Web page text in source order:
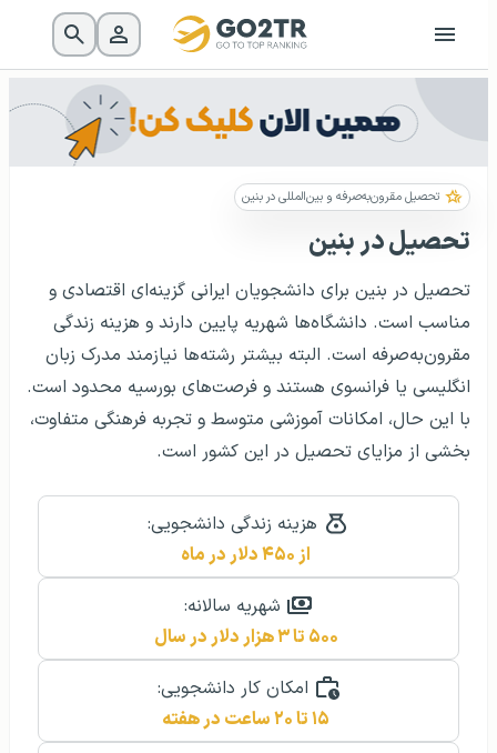
تحصیل مقرون‌به‌صرفه و بین‌المللی در بنین
تحصیل در بنین
تحصیل در بنین برای دانشجویان ایرانی گزینه‌ای اقتصادی و
مناسب است. دانشگاه‌ها شهریه پایین دارند و هزینه زندگی
مقرون‌به‌صرفه است. البته بیشتر رشته‌ها نیازمند مدرک زبان
انگلیسی یا فرانسوی هستند و فرصت‌های بورسیه محدود است.
با این حال، امکانات آموزشی متوسط و تجربه فرهنگی متفاوت،
بخشی از مزایای تحصیل در این کشور است.
هزینه زندگی دانشجویی:
از ۴۵۰ دلار در ماه
شهریه سالانه:
۵۰۰ تا ۳ هزار دلار در سال
امکان کار دانشجویی:
۱۵ تا ۲۰ ساعت در هفته